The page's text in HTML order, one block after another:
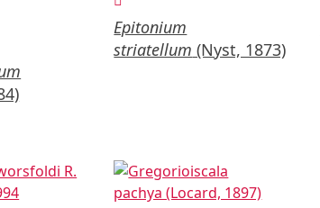
Epitonium
striatellum (Nyst, 1873)